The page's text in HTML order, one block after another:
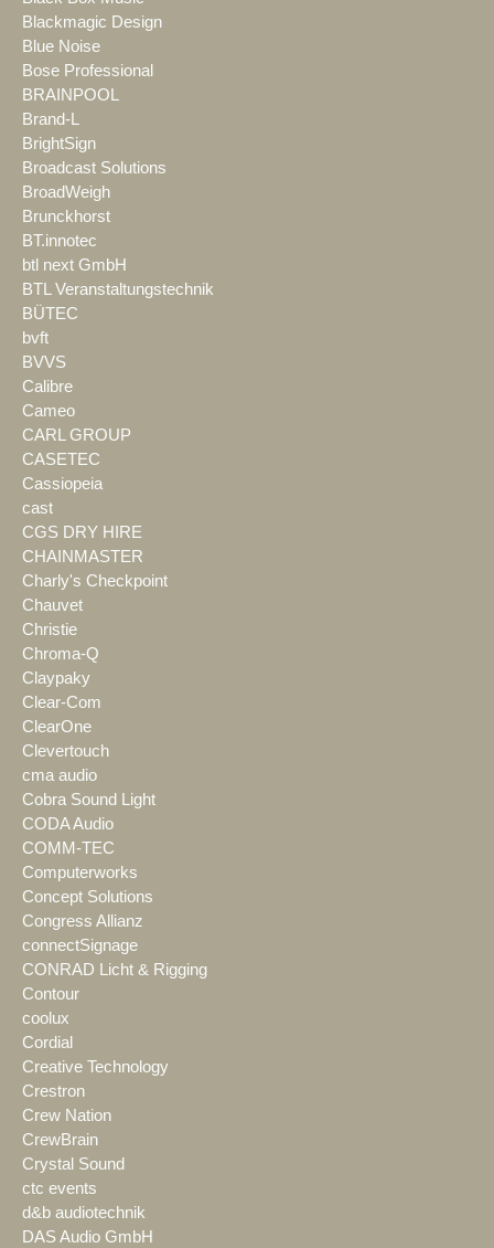
Blackmagic Design
Blue Noise
Bose Professional
BRAINPOOL
Brand-L
BrightSign
Broadcast Solutions
BroadWeigh
Brunckhorst
BT.innotec
btl next GmbH
BTL Veranstaltungstechnik
BÜTEC
bvft
BVVS
Calibre
Cameo
CARL GROUP
CASETEC
Cassiopeia
cast
CGS DRY HIRE
CHAINMASTER
Charly's Checkpoint
Chauvet
Christie
Chroma-Q
Claypaky
Clear-Com
ClearOne
Clevertouch
cma audio
Cobra Sound Light
CODA Audio
COMM-TEC
Computerworks
Concept Solutions
Congress Allianz
connectSignage
CONRAD Licht & Rigging
Contour
coolux
Cordial
Creative Technology
Crestron
Crew Nation
CrewBrain
Crystal Sound
ctc events
d&b audiotechnik
DAS Audio GmbH